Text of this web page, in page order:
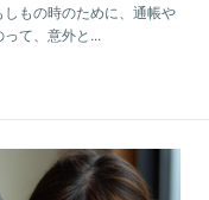
しもの時のために、通帳や
て、意外と...